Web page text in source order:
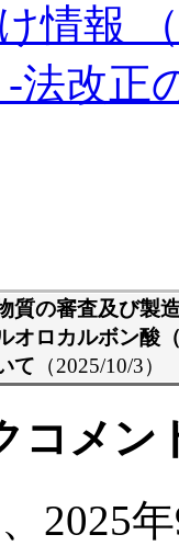
情報
法改正
質の審査及び製
オロカルボン酸
て （2025/10/3）
コメン
2025